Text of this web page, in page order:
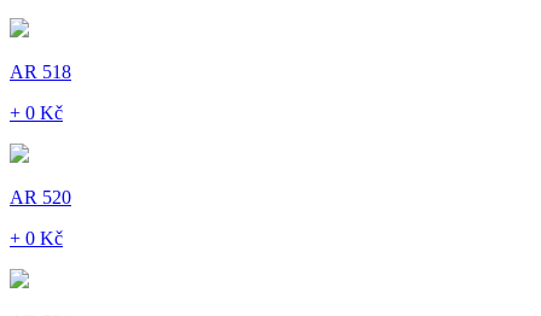
AR 518
+ 0 Kč
AR 520
+ 0 Kč